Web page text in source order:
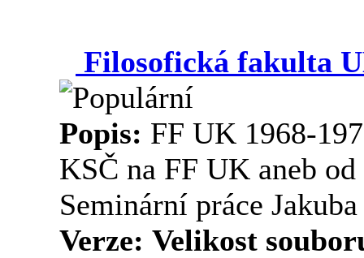
Filosofická fakulta
Popis: FF UK 1968-
KSČ na FF UK aneb
Seminární práce Jakuba
Verze: Velikost